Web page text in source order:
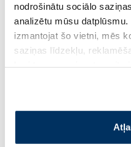
nodrošinātu sociālo
analizētu mūsu
izmantojat šo vietni, mēs
saziņas līdzekļu,
pakalpojumus. Ja
izmantošanai, lūdzu,
Vēl no šī zīmola